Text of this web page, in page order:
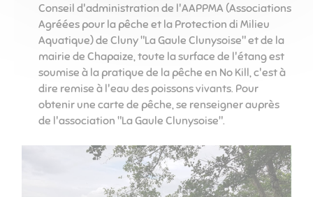
Conseil d'administration de l'AAPPMA (Associations
Agréées pour la pêche et la Protection di Milieu
Aquatique) de Cluny "La Gaule Clunysoise" et de la
mairie de Chapaize, toute la surface de l'étang est
soumise à la pratique de la pêche en No Kill, c'est à
dire remise à l'eau des poissons vivants. Pour
obtenir une carte de pêche, se renseigner auprès
de l'association "La Gaule Clunysoise".